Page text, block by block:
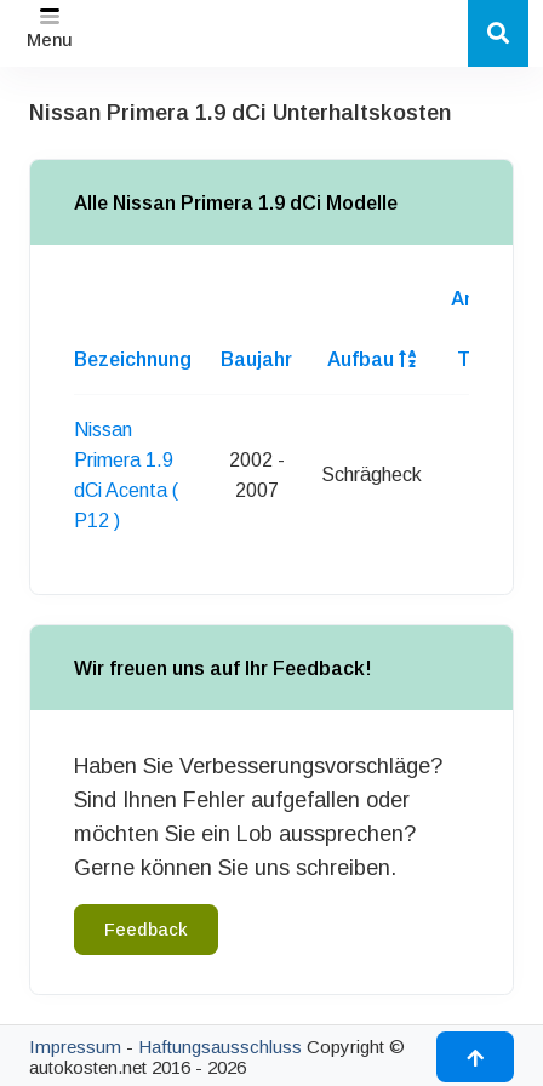
Menu
Nissan Primera 1.9 dCi Unterhaltskosten
Alle Nissan Primera 1.9 dCi Modelle
Bezeichnung Baujahr Aufbau
Anzahl
Turen
Nissan
Primera 1.9
dCi Acenta (
P12 )
2002 -
2007
Schrägheck
Wir freuen uns auf Ihr Feedback!
Haben Sie Verbesserungsvorschläge?
Sind Ihnen Fehler aufgefallen oder
möchten Sie ein Lob aussprechen?
Gerne können Sie uns schreiben.
Feedback
Impressum - Haftungsausschluss Copyright ©
autokosten.net 2016 - 2026